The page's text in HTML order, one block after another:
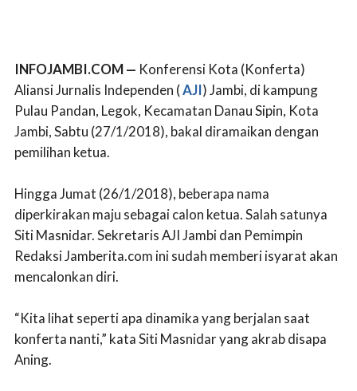
INFOJAMBI.COM — Konferensi Kota (Konferta)
Aliansi Jurnalis Independen (AJI) Jambi, di kampung
Pulau Pandan, Legok, Kecamatan Danau Sipin, Kota
Jambi, Sabtu (27/1/2018), bakal diramaikan dengan
pemilihan ketua.
Hingga Jumat (26/1/2018), beberapa nama
diperkirakan maju sebagai calon ketua. Salah satunya
Siti Masnidar. Sekretaris AJI Jambi dan Pemimpin
Redaksi Jamberita.com ini sudah memberi isyarat akan
mencalonkan diri.
“Kita lihat seperti apa dinamika yang berjalan saat
konferta nanti,” kata Siti Masnidar yang akrab disapa
Aning.